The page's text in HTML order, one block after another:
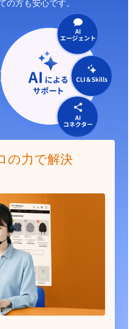
の方も安心です。
の力で解決